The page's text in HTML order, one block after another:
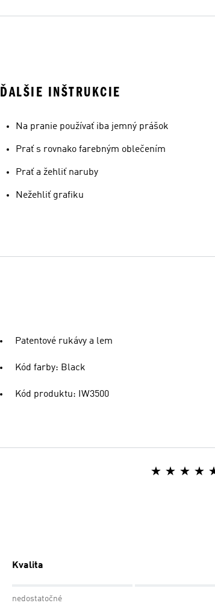
ĎALŠIE INŠTRUKCIE
Na pranie používať iba jemný prášok
Prať s rovnako farebným oblečením
Prať a žehliť naruby
Nežehliť grafiku
Patentové rukávy a lem
Kód farby: Black
Kód produktu: IW3500
Kvalita
nedostatočné